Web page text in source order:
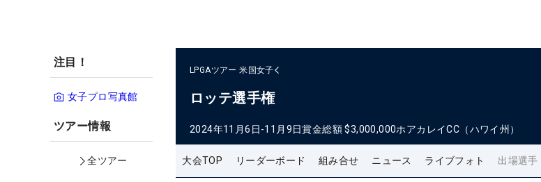
注目！
女子プロ写真館
ツアー情報
全ツアー
LPGAツアー 米国女子
ロッテ選手権
2024年11月6日-11月9日賞金総額 $3,000,000ホアカレイCC（ハワイ州）
大会TOP リーダーボード 組み合せ ニュース ライブフォト 出場選手